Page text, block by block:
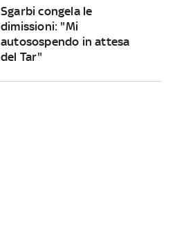
Sgarbi congela le
dimissioni: "Mi
autosospendo in attesa
del Tar"